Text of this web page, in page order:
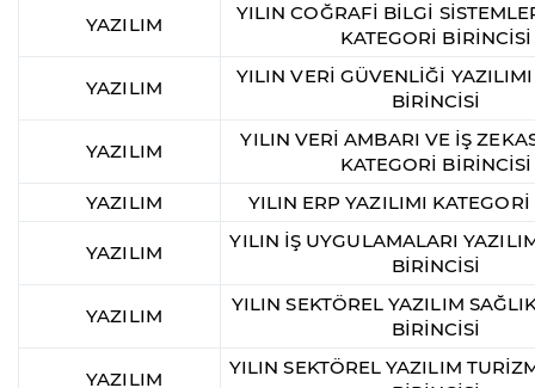
YAZILIM
YILIN COĞRAFİ BİLGİ
KATEGORİ BİRİNCİSİ
YAZILIM
YILIN VERİ GÜVENLİĞİ
BİRİNCİSİ
YAZILIM
YILIN VERİ AMBARI VE İŞ
KATEGORİ BİRİNCİSİ
YAZILIM
YILIN ERP YAZILIMI
YAZILIM
YILIN İŞ UYGULAMALARI
BİRİNCİSİ
YAZILIM
YILIN SEKTÖREL YAZILIM
BİRİNCİSİ
YAZILIM
YILIN SEKTÖREL YAZILIM